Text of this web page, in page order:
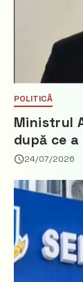
POLITICĂ
Ministrul
după ce
Partidul
24/07/2026